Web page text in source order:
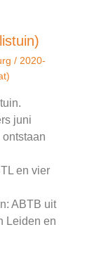
/ 2020-
juni
en vier
ABTB uit
Leiden en